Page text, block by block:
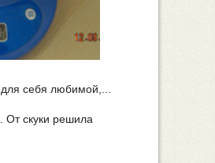
себя любимой,...
От скуки решила